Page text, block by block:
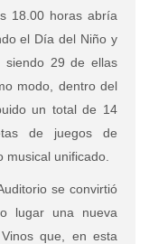
18.00 horas abría
el Día del Niño y
siendo 29 de ellas
modo, dentro del
un total de 14
de juegos de
unificado.
se convirtió
lugar una nueva
que, en esta